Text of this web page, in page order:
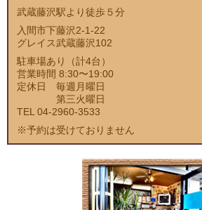
武蔵藤沢駅より徒歩５分
入間市下藤沢2-1-22
グレイス武蔵藤沢102
駐車場あり（計4台）
営業時間 8:30〜19:00
定休日 毎週月曜日
第三火曜日
TEL 04-2960-3533
※予約は受けておりません